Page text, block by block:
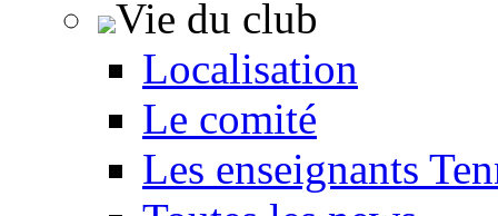
Vie du club
Localisation
Le comité
Les enseignants